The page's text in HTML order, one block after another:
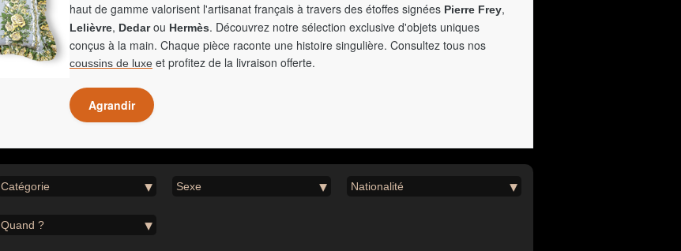
haut de gamme valorisent l'artisanat français à travers des étoffes signées Pierre Frey,
Lelièvre, Dedarou Hermès. Découvrez notre sélection exclusive d'objets uniques
conçus à la main. Chaque pièce raconte une histoire singulière. Consultez tous nos
coussins de luxe et profitez de la livraison offerte.
Agrandir
Catégorie Sexe Nationalité
Quand ?